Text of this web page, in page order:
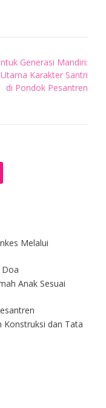
Generasi Mandiri:
Karakter Santri
di Pondok Pesantren
Melalui
Doa
Anak Sesuai
Konstruksi dan Tata